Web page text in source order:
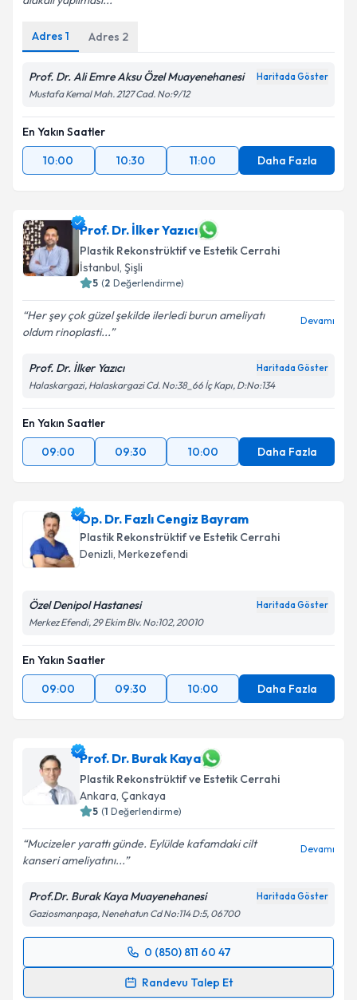
Adres 1 Adres 2
Prof. Dr. Ali Emre Aksu Özel Muayenehanesi Haritada Göster
Mustafa Kemal Mah. 2127 Cad. No:9/12
En Yakın Saatler
10:00
10:30 11:00 Daha Fazla
Prof. Dr. İlker Yazıcı
Plastik Rekonstrüktif ve Estetik Cerrahi
İstanbul, Şişli
5 (2 Değerlendirme)
Her şey çok güzel şekilde ilerledi burun ameliyatı
oldum rinoplasti...
Devamı
Prof. Dr. İlker Yazıcı Haritada Göster
Halaskargazi, Halaskargazi Cd. No:38_66 İç Kapı, D:No:134
En Yakın Saatler
09:00
09:30 10:00 Daha Fazla
Op. Dr. Fazlı Cengiz Bayram
Plastik Rekonstrüktif ve Estetik Cerrahi
Denizli, Merkezefendi
Özel Denipol Hastanesi Haritada Göster
Merkez Efendi, 29 Ekim Blv. No:102, 20010
En Yakın Saatler
09:00
09:30 10:00 Daha Fazla
Prof. Dr. Burak Kaya
Plastik Rekonstrüktif ve Estetik Cerrahi
Ankara, Çankaya
5 (1 Değerlendirme)
Mucizeler yarattı günde. Eylülde kafamdaki cilt
kanseri ameliyatını...
Devamı
Prof.Dr. Burak Kaya Muayenehanesi Haritada Göster
Gaziosmanpaşa, Nenehatun Cd No:114 D:5, 06700
0 (850) 811 60 47
Randevu Talep Et
Randevu Takvimi Talebi